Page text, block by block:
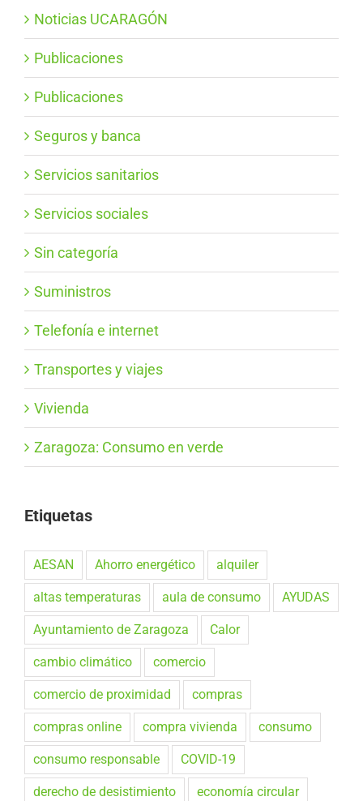
Noticias UCARAGÓN
Publicaciones
Publicaciones
Seguros y banca
Servicios sanitarios
Servicios sociales
Sin categoría
Suministros
Telefonía e internet
Transportes y viajes
Vivienda
Zaragoza: Consumo en verde
Etiquetas
AESAN Ahorro energético alquiler
altas temperaturas aula de consumo AYUDAS
Ayuntamiento de Zaragoza Calor
cambio climático comercio
comercio de proximidad compras
compras online compra vivienda consumo
consumo responsable COVID-19
derecho de desistimiento economía circular